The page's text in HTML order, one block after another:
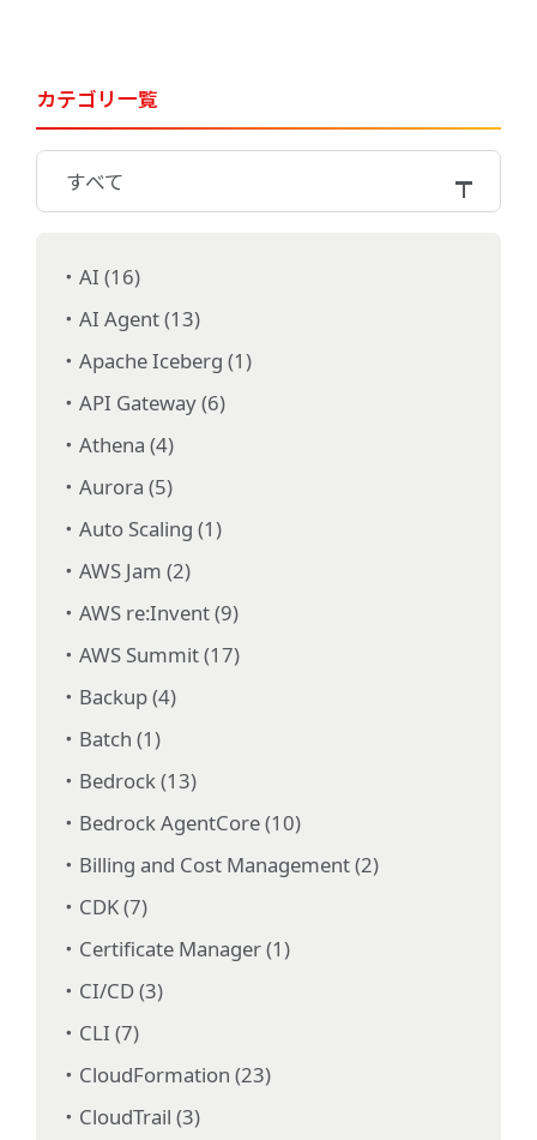
カテゴリ一覧
すべて
AI (16)
AI Agent (13)
Apache Iceberg (1)
API Gateway (6)
Athena (4)
Aurora (5)
Auto Scaling (1)
AWS Jam (2)
AWS re:Invent (9)
AWS Summit (17)
Backup (4)
Batch (1)
Bedrock (13)
Bedrock AgentCore (10)
Billing and Cost Management (2)
CDK (7)
Certificate Manager (1)
CI/CD (3)
CLI (7)
CloudFormation (23)
CloudTrail (3)